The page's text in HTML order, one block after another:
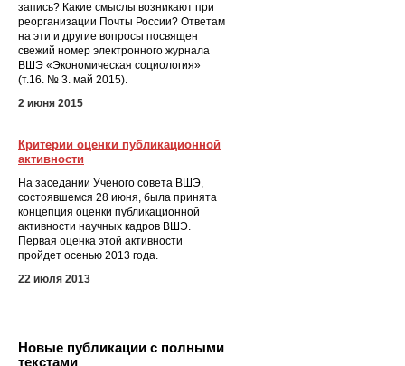
запись? Какие смыслы возникают при
реорганизации Почты России? Ответам
на эти и другие вопросы посвящен
свежий номер электронного журнала
ВШЭ «Экономическая социология»
(т.16. № 3. май 2015).
2 июня 2015
Критерии оценки публикационной
активности
На заседании Ученого совета ВШЭ,
состоявшемся 28 июня, была принята
концепция оценки публикационной
активности научных кадров ВШЭ.
Первая оценка этой активности
пройдет осенью 2013 года.
22 июля 2013
Новые публикации с полными
текстами